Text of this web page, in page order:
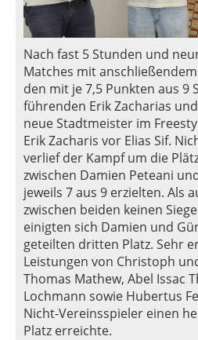
Nach fast 5 Stunden und
Matches mit
den mit je 7,5 Punkten aus 9
führenden Erik Zacharias
neue Stadtmeister im
Erik Zacharis vor Elias Sif.
verlief der Kampf um die
zwischen Damien Peteani
jeweils 7 aus 9 erzielten. Als
zwischen beiden keinen
einigten sich Damien und
geteilten dritten Platz. Sehr
Leistungen von Christoph
Thomas Mathew, Abel Issac
Lochmann sowie Hubertus
Nicht-Vereinsspieler einen
Platz erreichte.